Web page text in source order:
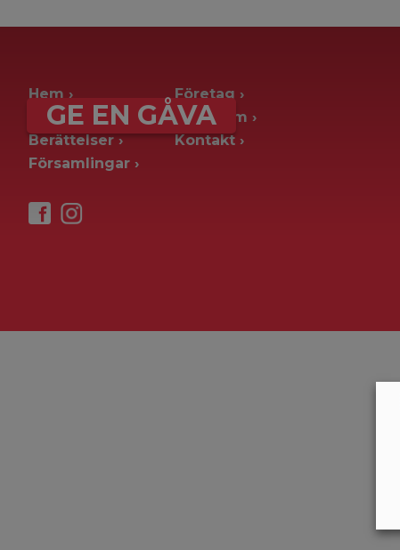
GE EN GÅVA
Hem
Ge en gåva
Berättelser
Församlingar
Företag
Pressrum
Kontakt